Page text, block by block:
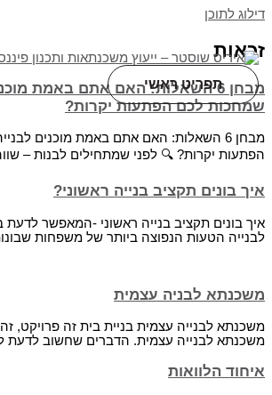
דילוג לתוכן
תפריט ראשי
זכאות
מבחן 6 השאלות: האם אתם באמת
שמחכות לכם הפתעות יקרות?
מבחן 6 השאלות: האם אתם באמת מוכנים
הפתעות יקרות? 🔍 לפני שמתחילים לבנות –
איך בונים תקציב בנייה ראשוני?
איך בונים תקציב בנייה ראשוני -המאפשר
לבנייה הטעות הנפוצה ביותר של משפחות
משכנתא לבניה עצמית
משכנתא לבנייה עצמית בניית בית זה פרויקט,
משכנתא לבנייה עצמית. הדברים שחשוב לדעת
איחוד הלוואות